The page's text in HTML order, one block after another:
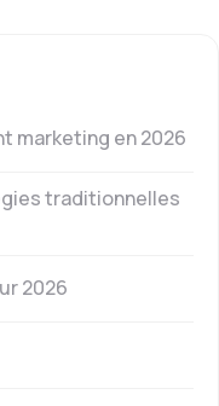
marketing en 2026
traditionnelles
2026